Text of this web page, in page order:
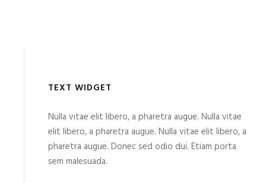
TEXT WIDGET
Nulla vitae elit libero, a pharetra augue. Nulla vitae
elit libero, a pharetra augue. Nulla vitae elit libero, a
pharetra augue. Donec sed odio dui. Etiam porta
sem malesuada.